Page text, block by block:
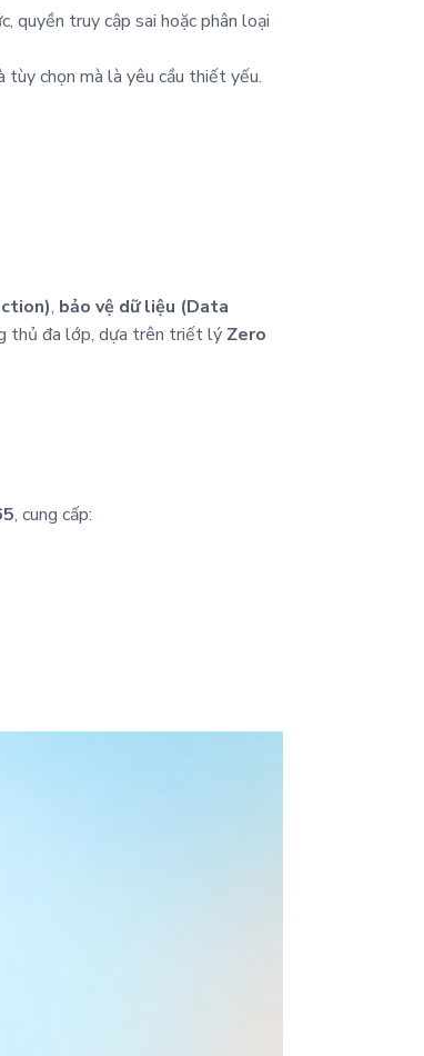
quyền truy cập sai hoặc phân loại
chọn mà là yêu cầu thiết yếu.
, bảo vệ dữ liệu (Data
thủ đa lớp, dựa trên triết lý Zero
, cung cấp: